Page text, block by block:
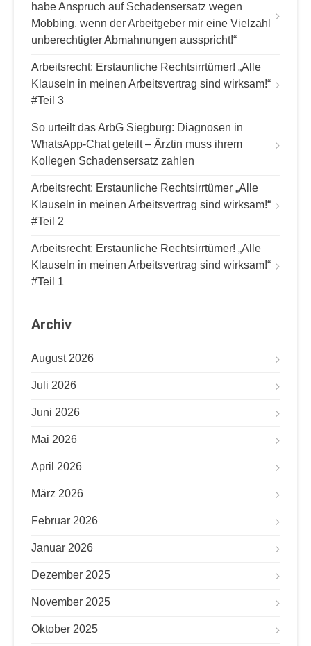
habe Anspruch auf Schadensersatz wegen
Mobbing, wenn der Arbeitgeber mir eine Vielzahl
unberechtigter Abmahnungen ausspricht!“
Arbeitsrecht: Erstaunliche Rechtsirrtümer! „Alle
Klauseln in meinen Arbeitsvertrag sind wirksam!“
#Teil 3
So urteilt das ArbG Siegburg: Diagnosen in
WhatsApp-Chat geteilt – Ärztin muss ihrem
Kollegen Schadensersatz zahlen
Arbeitsrecht: Erstaunliche Rechtsirrtümer „Alle
Klauseln in meinen Arbeitsvertrag sind wirksam!“
#Teil 2
Arbeitsrecht: Erstaunliche Rechtsirrtümer! „Alle
Klauseln in meinen Arbeitsvertrag sind wirksam!“
#Teil 1
Archiv
August 2026
Juli 2026
Juni 2026
Mai 2026
April 2026
März 2026
Februar 2026
Januar 2026
Dezember 2025
November 2025
Oktober 2025